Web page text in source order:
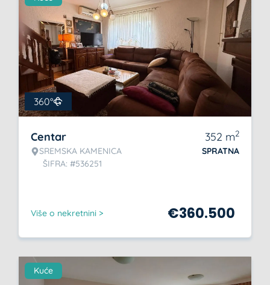
360°
Centar
SREMSKA KAMENICA
ŠIFRA: #536251
352 m2
SPRATNA
Više o nekretnini > €360.500
Kuće